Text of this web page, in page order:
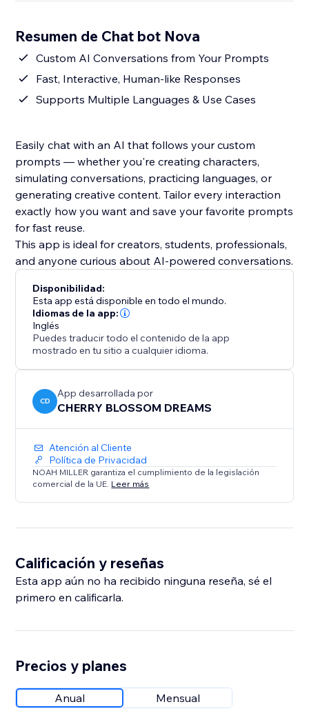
Resumen de Chat bot Nova
Custom AI Conversations from Your Prompts
Fast, Interactive, Human-like Responses
Supports Multiple Languages & Use Cases
Easily chat with an AI that follows your custom
prompts — whether you're creating characters,
simulating conversations, practicing languages, or
generating creative content. Tailor every interaction
exactly how you want and save your favorite prompts
for fast reuse.
This app is ideal for creators, students, professionals,
and anyone curious about AI-powered conversations.
Disponibilidad:
Esta app está disponible en todo el mundo.
Idiomas de la app:
Inglés
Puedes traducir todo el contenido de la app
mostrado en tu sitio a cualquier idioma.
CD
App desarrollada por
CHERRY BLOSSOM DREAMS
Atención al Cliente
Política de Privacidad
NOAH MILLER garantiza el cumplimiento de la legislación
comercial de la UE. Leer más
Calificación y reseñas
Esta app aún no ha recibido ninguna reseña, sé el
primero en calificarla.
Precios y planes
Anual Mensual